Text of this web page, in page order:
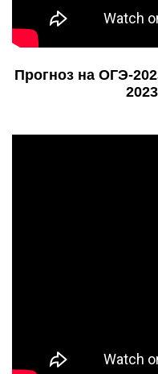
Прогноз на ОГЭ-